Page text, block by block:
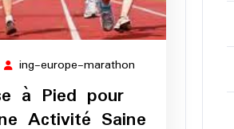
03
ing-europe-marathon
à Pied pour
Activité Saine